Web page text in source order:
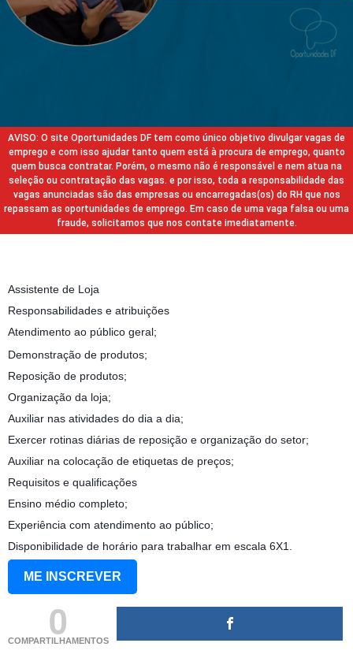
AVISO: O site Oportunidades DF tem como único objetivo divulgar vagas de
emprego e com isso ajudar tanto quem está à procura de emprego, quanto
quem busca contratar. Porém, o mesmo não é responsável e nem atua na
seleção ou contratação das vagas. e por isso, toda a responsabilidade das
vagas anunciadas são das empresas ou encarregadas(os) do RH que nos
repassam as oportunidades de emprego. Em caso de uma vaga falsa ou uma
fraude, solicitamos que nos contate imediatamente.
Assistente de Loja
Responsabilidades e atribuições
Atendimento ao público geral;
Demonstração de produtos;
Reposição de produtos;
Organização da loja;
Auxiliar nas atividades do dia a dia;
Exercer rotinas diárias de reposição e organização do setor;
Auxiliar na colocação de etiquetas de preços;
Requisitos e qualificações
Ensino médio completo;
Experiência com atendimento ao público;
Disponibilidade de horário para trabalhar em escala 6X1.
ME INSCREVER
0
COMPARTILHAMENTOS